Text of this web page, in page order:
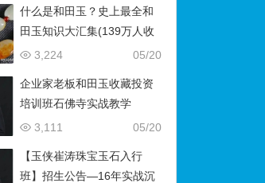
什么是和田玉？史上最全和
田玉知识大汇集(139万人收
藏）
05/20
3,224
企业家老板和田玉收藏投资
培训班石佛寺实战教学
05/20
3,111
【玉侠崔涛珠宝玉石入行
班】招生公告—16年实战沉